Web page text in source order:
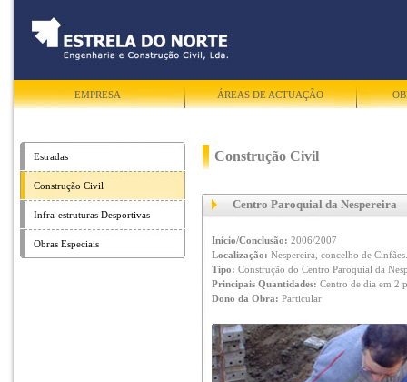
EMPRESA ÁREAS DE ACTUAÇÃO
Estradas
Construção Civil
Infra-estruturas Desportivas
Obras Especiais
Construção Civil
Centro Paroquial da Nespereira
Início/Conclusão: 2006/2007
Localização: Nespereira, concelho de Cinfães.
Tipo: Construção do Centro Paroquial da
Principais Quantidades: Centro de dia em 2
Dono da Obra: Particular